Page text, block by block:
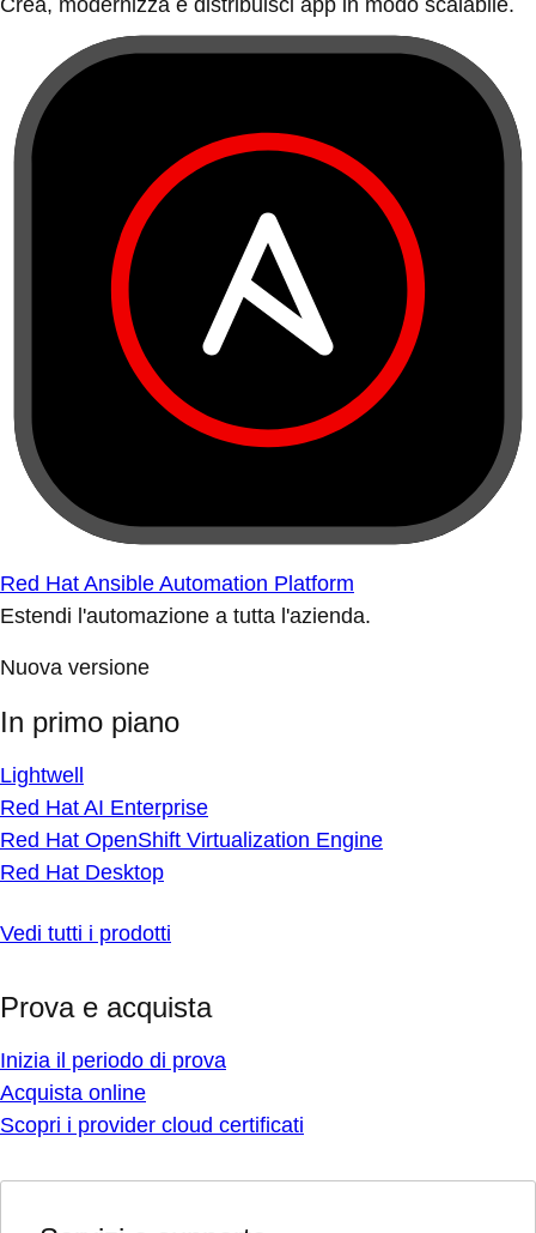
Crea, modernizza e distribuisci app in modo scalabile.
Red Hat Ansible Automation Platform
Estendi l'automazione a tutta l'azienda.
Nuova versione
In primo piano
Lightwell
Red Hat AI Enterprise
Red Hat OpenShift Virtualization Engine
Red Hat Desktop
Vedi tutti i prodotti
Prova e acquista
Inizia il periodo di prova
Acquista online
Scopri i provider cloud certificati